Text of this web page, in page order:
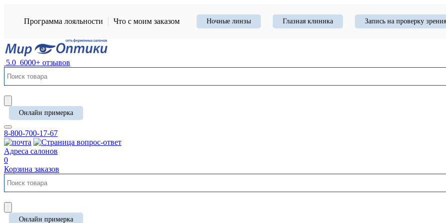
Программа лояльности Что с моим заказом Ночные линзы Глазная клиника Запись на проверку зрения
5.0 6000+ отзывов
Онлайн примерка
8-800-700-17-67
Адреса салонов
0
Корзина заказов
Онлайн примерка